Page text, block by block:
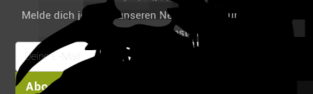
Melde dich jetzt für unseren Newsletter an und spare 6%
auf deine erste Bestellung!
Abonnieren